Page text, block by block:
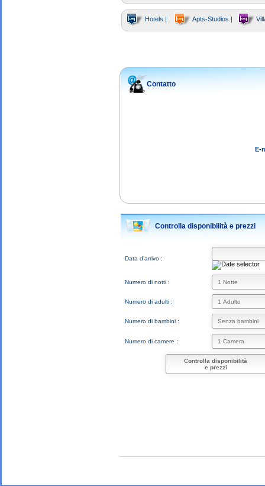
Hotels | Apts-Studios |
Contatto
E-
Controlla disponibilità e prezzi
Data d’arrivo :
Numero di notti :
Numero di adulti :
Numero di bambini :
Numero di camere :
Controlla disponibilità
e prezzi